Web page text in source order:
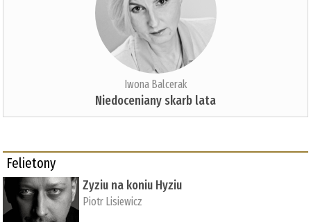
Iwona Balcerak
Niedoceniany skarb lata
Felietony
Zyziu na koniu Hyziu
Piotr Lisiewicz